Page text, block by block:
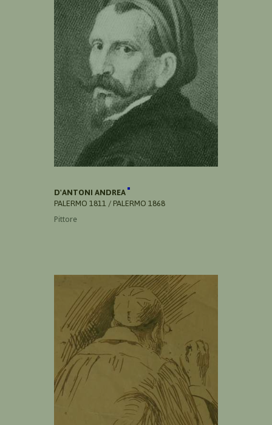
D'ANTONI ANDREA
PALERMO 1811 / PALERMO 1868
Pittore